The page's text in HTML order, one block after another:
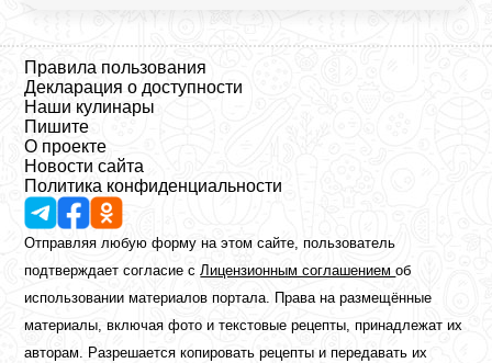
Правила пользования
Декларация о доступности
Наши кулинары
Пишите
О проекте
Новости сайта
Политика конфиденциальности
Отправляя любую форму на этом сайте, пользователь
подтверждает согласие сЛицензионным соглашениемоб
использовании материалов портала. Права на размещённые
материалы, включая фото и текстовые рецепты, принадлежат их
авторам. Разрешается копировать рецепты и передавать их